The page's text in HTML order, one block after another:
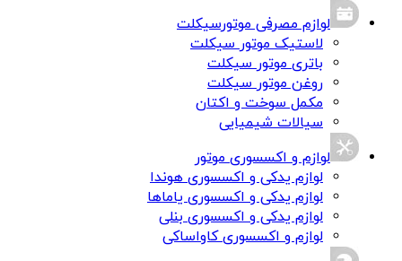
لوازم مصرفی موتورسیکلت
لاستیک موتور سیکلت
باتری موتور سیکلت
روغن موتور سیکلت
مکمل سوخت و اکتان
سیالات شیمیایی
لوازم و اکسسوری موتور
لوازم یدکی و اکسسوری هوندا
لوازم یدکی و اکسسوری یاماها
لوازم یدکی و اکسسوری بنلی
لوازم و اکسسوری کاواساکی